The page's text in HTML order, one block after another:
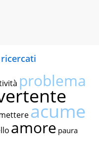
problema
acume
amore paura